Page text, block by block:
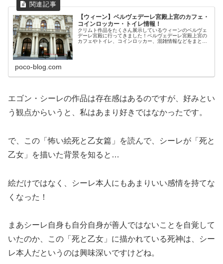
【ウィーン】ベルヴェデーレ宮殿上宮のカフェ・
コインロッカー・トイレ情報！
クリムト作品をたくさん展示しているウィーンのベルヴェ
デーレ宮殿に行ってきました！ベルヴェデーレ宮殿上宮の
カフェやトイレ、コインロッカー、混雑情報などをまとめ
poco-blog.com
エゴン・シーレの作品は存在感はあるのですが、好みとい
う観点からいうと、私はあまり好きではなかったです。
で、この「怖い絵死と乙女篇」を読んで、シーレが「死と
乙女」を描いた背景を知ると…
絵だけではなく、シーレ本人にもあまりいい感情を持てな
くなった！
まあシーレ自身も自分自身が善人ではないことを自覚して
いたのか、この「死と乙女」に描かれている死神は、シー
レ本人だというのは興味深いですけどね。